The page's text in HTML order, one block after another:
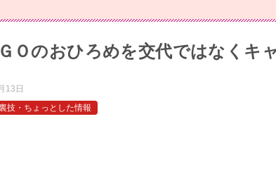
Ｏのおひろめを交代ではなくキ
13日
技・ちょっとした情報